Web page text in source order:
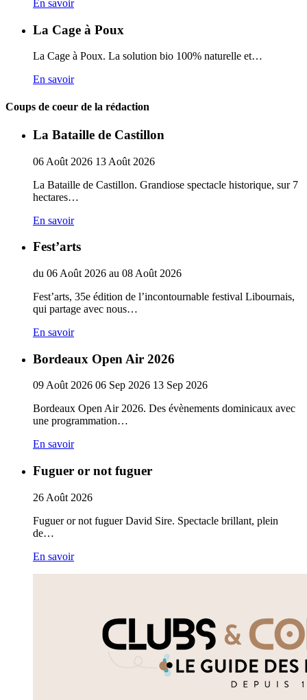
En savoir
La Cage à Poux
La Cage à Poux. La solution bio 100% naturelle et…
En savoir
Coups de coeur de la rédaction
La Bataille de Castillon
06 Août 2026 13 Août 2026
La Bataille de Castillon. Grandiose spectacle historique, sur 7
hectares…
En savoir
Fest’arts
du 06 Août 2026 au 08 Août 2026
Fest’arts, 35e édition de l’incontournable festival Libournais,
qui partage avec nous…
En savoir
Bordeaux Open Air 2026
09 Août 2026 06 Sep 2026 13 Sep 2026
Bordeaux Open Air 2026. Des évènements dominicaux avec
une programmation…
En savoir
Fuguer or not fuguer
26 Août 2026
Fuguer or not fuguer David Sire. Spectacle brillant, plein
de…
En savoir